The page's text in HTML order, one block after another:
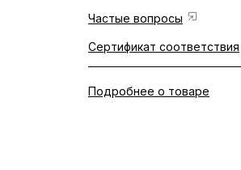
Частые вопросы
Сертификат соответствия
Подробнее о товаре